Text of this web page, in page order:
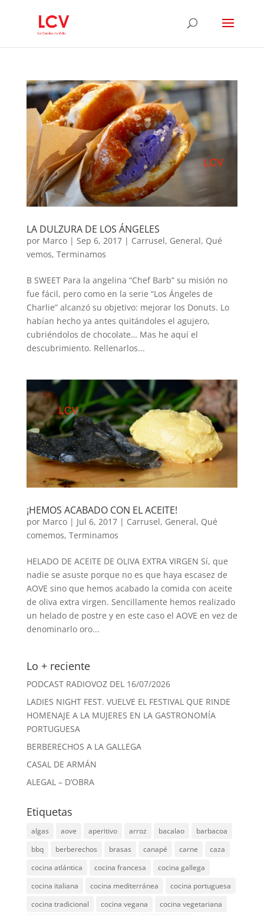
LA DULZURA DE LOS ÁNGELES
por Marco| Sep 6, 2017| Carrusel, General, Qué
vemos, Terminamos
B SWEET Para la angelina “Chef Barb” su misión no
fue fácil, pero como en la serie “Los Ángeles de
Charlie” alcanzó su objetivo: mejorar los Donuts. Lo
habían hecho ya antes quitándoles el agujero,
cubriéndolos de chocolate… Mas he aquí el
descubrimiento. Rellenarlos...
¡HEMOS ACABADO CON EL ACEITE!
por Marco| Jul 6, 2017| Carrusel, General, Qué
comemos, Terminamos
HELADO DE ACEITE DE OLIVA EXTRA VIRGEN Sí, que
nadie se asuste porque no es que haya escasez de
AOVE sino que hemos acabado la comida con aceite
de oliva extra virgen. Sencillamente hemos realizado
un helado de postre y en este caso el AOVE en vez de
denominarlo oro...
Lo + reciente
PODCAST RADIOVOZ DEL 16/07/2026
LADIES NIGHT FEST. VUELVE EL FESTIVAL QUE RINDE
HOMENAJE A LA MUJERES EN LA GASTRONOMÍA
PORTUGUESA
BERBERECHOS A LA GALLEGA
CASAL DE ARMÁN
ALEGAL – D’OBRA
Etiquetas
algas aove aperitivo arroz bacalao
barbacoa
bbq
berberechos brasas canapé carne
caza
cocina atlántica
cocina francesa
cocina gallega
cocina italiana
cocina mediterránea
cocina portuguesa
cocina tradicional
cocina vegana
cocina vegetariana